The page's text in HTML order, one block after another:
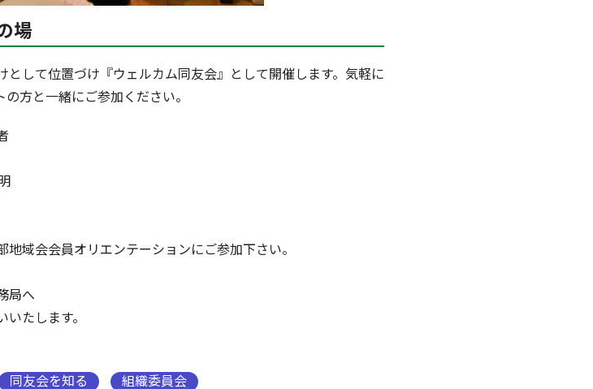
場
して位置づけ『ウェルカム同友会』として開催します。気軽に
方と一緒にご参加ください。
域会会員オリエンテーションにご参加下さい。
局へ
たします。
同友会を知る 組織委員会